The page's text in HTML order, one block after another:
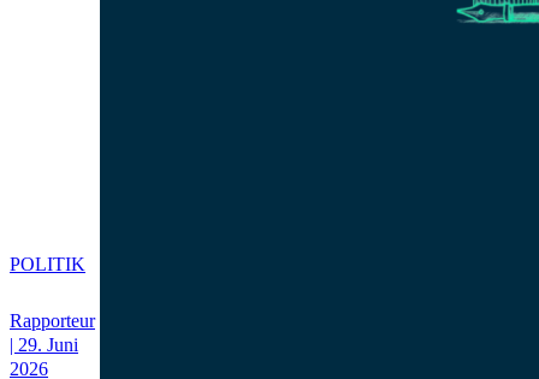
Rapporteur
| 29. Juni
2026
POLITIK